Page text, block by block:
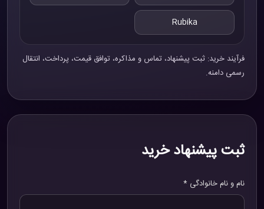
Rubika
فرآیند خرید: ثبت پیشنهاد، تماس و مذاکره، توافق قیمت، پرداخت، انتقال
رسمی دامنه.
ثبت پیشنهاد خرید
نام و نام خانوادگی *